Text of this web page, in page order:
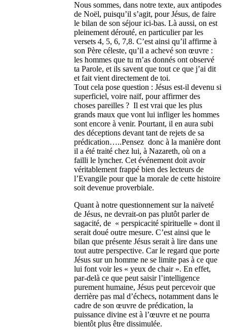
Nous sommes, dans notre texte, aux antipodes
de Noël, puisqu’il s’agit, pour Jésus, de faire
le bilan de son séjour ici-bas. Là aussi, on est
pleinement dérouté, en particulier par les
versets 4, 5, 6, 7,8. C’est ainsi qu’il affirme à
son Père céleste, qu’il a achevé son œuvre :
les hommes que tu m’as donnés ont observé
ta Parole, et ils savent que tout ce que j’ai dit
et fait vient directement de toi.
Tout cela pose question : Jésus est-il devenu si
superficiel, voire naïf, pour affirmer des
choses pareilles ? Il est vrai que les plus
grands maux que vont lui infliger les hommes
sont encore à venir. Pourtant, il en aura subi
des déceptions devant tant de rejets de sa
prédication…..Pensez donc à la manière dont
il a été traité chez lui, à Nazareth, où on a
failli le lyncher. Cet événement doit avoir
véritablement frappé bien des lecteurs de
l’Evangile pour que la morale de cette histoire
soit devenue proverbiale.
Quant à notre questionnement sur la naïveté
de Jésus, ne devrait-on pas plutôt parler de
sagacité, de « perspicacité spirituelle » dont il
serait doué outre mesure. C’est ainsi que le
bilan que présente Jésus serait à lire dans une
tout autre perspective. Car le regard que porte
Jésus sur un homme ne se limite pas à ce que
lui font voir les « yeux de chair ». En effet,
par-delà ce que peut saisir l’intelligence
purement humaine, Jésus peut percevoir que
derrière pas mal d’échecs, notamment dans le
cadre de son œuvre de prédication, la
puissance divine est à l’œuvre et ne pourra
bientôt plus être dissimulée.